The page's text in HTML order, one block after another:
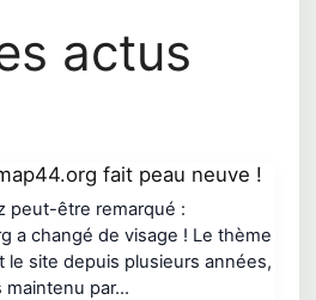
actus
fait peau neuve !
peut-être remarqué :
a changé de visage ! Le thème
le site depuis plusieurs années,
maintenu par…